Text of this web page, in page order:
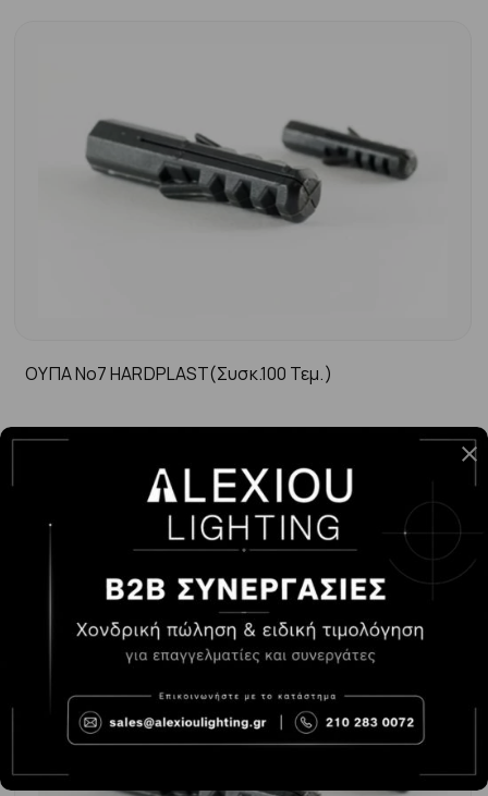
ΟΥΠΑ Νo7 HARDPLAST(συσκ.100 Τεμ.)
ΑΓΟΡΆ
1.20€